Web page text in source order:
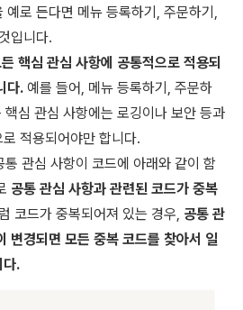
예로 든다면 메뉴 등록하기, 주문하기,
입니다.
핵심 관심 사항에 공통적으로 적용되
다. 예를 들어, 메뉴 등록하기, 주문하
심 관심 사항에는 로깅이나 보안 등과
적용되어야만 합니다.
관심 사항이 코드에 아래와 같이 함
공통 관심 사항과 관련된 코드가 중복
코드가 중복되어져 있는 경우, 공통 관
변경되면 모든 중복 코드를 찾아서 일
다.